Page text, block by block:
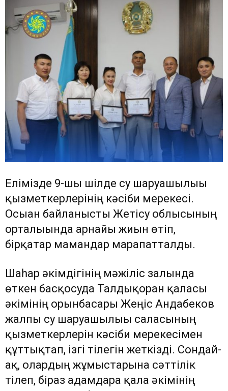
Елімізде 9-шы шілде су шаруашылығы
қызметкерлерінің кәсіби мерекесі.
Осыған байланысты Жетісу облысының
орталығында арнайы жиын өтіп,
бірқатар мамандар марапатталды.
Шаһар әкімдігінің мәжіліс залында
өткен басқосуда Талдықорған қаласы
әкімінің орынбасары Жеңіс Андабеков
жалпы су шаруашылығы саласының
қызметкерлерін кәсіби мерекесімен
құттықтап, ізгі тілегін жеткізді. Сондай-
ақ, олардың жұмыстарына сәттілік
тілеп, біраз адамдарға қала әкімінің